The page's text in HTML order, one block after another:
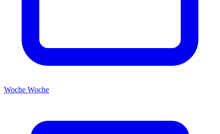
Woche Woche